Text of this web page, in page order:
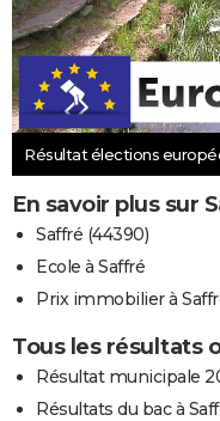
Résultat élections
En savoir plus sur
Saffré (44390)
Ecole à Saffré
Prix immobilier à
Tous les résultats
Résultat municipale
Résultats du bac à